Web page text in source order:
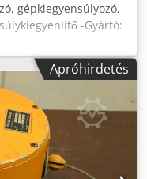
gépkiegyensúlyozó,
-Gyártó:
-Teherbírás: 0,4 - 1
1x rugókiegyenlítő
180/110/H55 mm -
Apróhirdetés